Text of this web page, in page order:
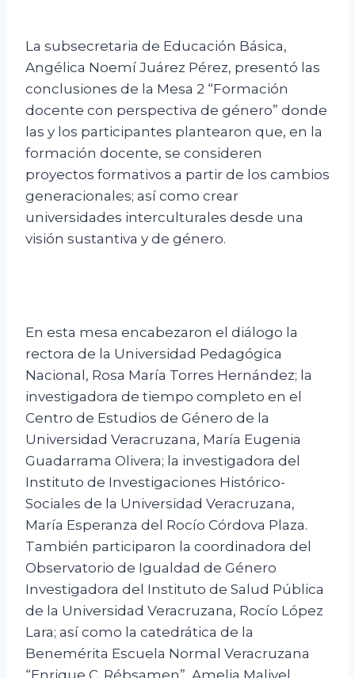
La subsecretaria de Educación Básica,
Angélica Noemí Juárez Pérez, presentó las
conclusiones de la Mesa 2 “Formación
docente con perspectiva de género” donde
las y los participantes plantearon que, en la
formación docente, se consideren
proyectos formativos a partir de los cambios
generacionales; así como crear
universidades interculturales desde una
visión sustantiva y de género.
En esta mesa encabezaron el diálogo la
rectora de la Universidad Pedagógica
Nacional, Rosa María Torres Hernández; la
investigadora de tiempo completo en el
Centro de Estudios de Género de la
Universidad Veracruzana, María Eugenia
Guadarrama Olivera; la investigadora del
Instituto de Investigaciones Histórico-
Sociales de la Universidad Veracruzana,
María Esperanza del Rocío Córdova Plaza.
También participaron la coordinadora del
Observatorio de Igualdad de Género
Investigadora del Instituto de Salud Pública
de la Universidad Veracruzana, Rocío López
Lara; así como la catedrática de la
Benemérita Escuela Normal Veracruzana